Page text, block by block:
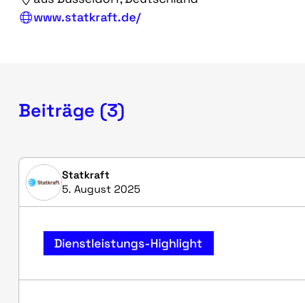
www.statkraft.de/
Beiträge (3)
Statkraft
5. August 2025
Dienstleistungs-Highlight